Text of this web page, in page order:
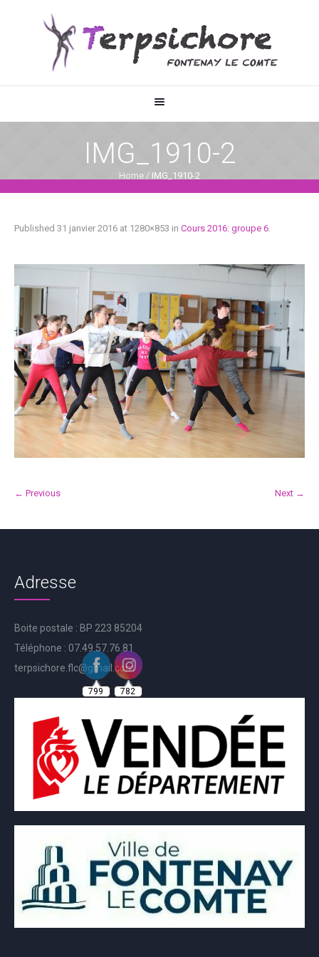
IMG_1910-2
Home / IMG_1910-2
Published 31 janvier 2016 at 1280×853 in Cours 2016: groupe 6.
← Previous Next →
Adresse
Boite postale : BP 223 85204
Téléphone : 07.49.57.76.81
terpsichore.flc@gmail.com
799 782